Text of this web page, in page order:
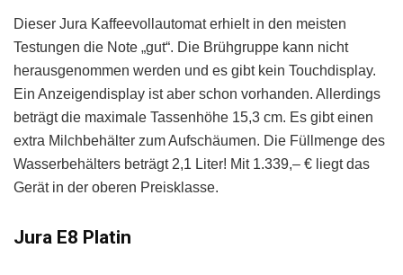
Dieser Jura Kaffeevollautomat erhielt in den meisten
Testungen die Note „gut“. Die Brühgruppe kann nicht
herausgenommen werden und es gibt kein Touchdisplay.
Ein Anzeigendisplay ist aber schon vorhanden. Allerdings
beträgt die maximale Tassenhöhe 15,3 cm. Es gibt einen
extra Milchbehälter zum Aufschäumen. Die Füllmenge des
Wasserbehälters beträgt 2,1 Liter! Mit 1.339,– € liegt das
Gerät in der oberen Preisklasse.
Jura E8 Platin